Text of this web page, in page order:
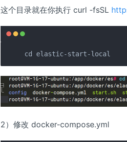
这个目录就在你执行 curl -fsSL
cd elastic-start-local
2）修改 docker-compose.yml